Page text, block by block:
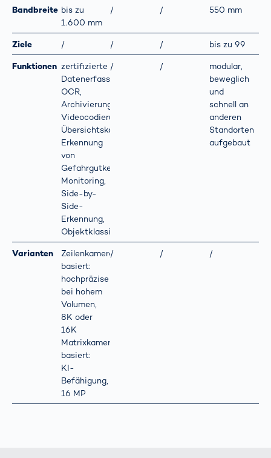
Bandbreite bis zu
1.600 mm
/ / 550 mm
Ziele / / / bis zu 99
Funktionen zertifizierte
Datenerfassung,
OCR,
Archivierungssystem,
Videocodierung,
Übersichtskamera,
Erkennung
von
Gefahrgutkennzeichnungen,
Monitoring,
Side-by-
Side-
Erkennung,
Objektklassifizierung
/ /
modular,
beweglich
und
schnell an
anderen
Standorten
aufgebaut
Varianten
Zeilenkamera-
basiert:
hochpräzise
bei hohem
Volumen,
8K oder
16K
Matrixkamera-
basiert:
KI-
Befähigung,
16 MP
/ / /